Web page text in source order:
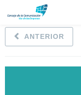
ANTERIOR